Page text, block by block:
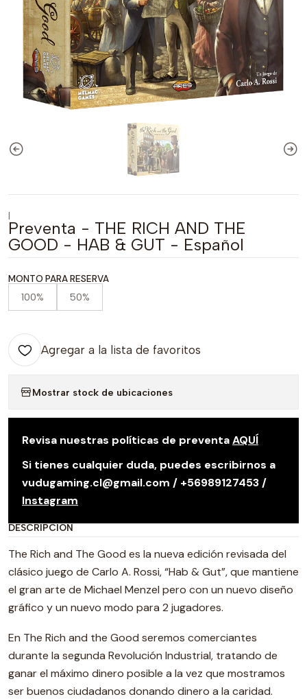
|
Preventa - THE RICH AND THE
GOOD - HAB & GUT - Español
MONTO PARA RESERVA
100% 50%
Agregar a la lista de favoritos
Mostrar stock de ubicaciones
Revisa nuestras políticas de preventaAQUÍ
Si tienes cualquier duda, puedes escribirnos a
vudugaming.cl@gmail.com / +56989127453 /
Instagram
DESCRIPCIÓN
The Rich and The Good es la nueva edición revisada del
clásico juego de Carlo A. Rossi, “Hab & Gut”, que mantiene
el gran arte de Michael Menzel pero con un nuevo diseño
gráfico y un nuevo modo para 2 jugadores.
En The Rich and the Good seremos comerciantes
durante la segunda Revolución Industrial, tratando de
ganar el máximo dinero posible a la vez que mostramos
ser buenos ciudadanos donando dinero a la caridad.